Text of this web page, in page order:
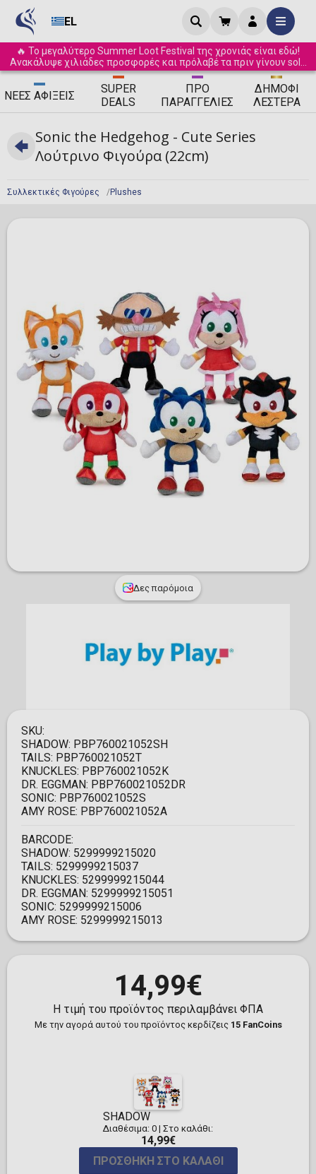
EL
🔥 Το μεγαλύτερο Summer Loot Festival της χρονιάς είναι εδώ!
Ανακάλυψε χιλιάδες προσφορές και πρόλαβέ τα πριν γίνουν sold
out! ☀️
ΝΈΕΣ ΑΦΊΞΕΙΣ
SUPER
DEALS
ΠΡΟ
ΠΑΡΑΓΓΕΛΊΕΣ
ΔΗΜΟΦΙ
ΛΈΣΤΕΡΑ
Συλλεκτικές Φιγούρες Plushes
Sonic the Hedgehog - Cute Series
Λούτρινο Φιγούρα (22cm)
Δες παρόμοια
SKU:
SHADOW: PBP760021052SH
TAILS: PBP760021052T
KNUCKLES: PBP760021052K
DR. EGGMAN: PBP760021052DR
SONIC: PBP760021052S
AMY ROSE: PBP760021052A
BARCODE:
SHADOW: 5299999215020
TAILS: 5299999215037
KNUCKLES: 5299999215044
DR. EGGMAN: 5299999215051
SONIC: 5299999215006
AMY ROSE: 5299999215013
14,99€
Η τιμή του προϊόντος περιλαμβάνει ΦΠΑ
Με την αγορά αυτού του προϊόντος κερδίζεις 15 FanCoins
SHADOW
Διαθέσιμα: 0 | Στο καλάθι:
14,99€
ΠΡΟΣΘΉΚΗ ΣΤΟ ΚΑΛΆΘΙ